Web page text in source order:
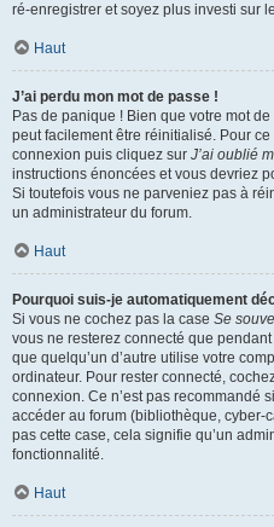
ré-enregistrer et soyez plus investi sur
Haut
J’ai perdu mon mot de passe !
Pas de panique ! Bien que votre mot
peut facilement être réinitialisé. Pour
connexion puis cliquez sur J’ai oublié
instructions énoncées et vous devriez
Si toutefois vous ne parveniez pas à
un administrateur du forum.
Haut
Pourquoi suis-je automatiquement
Si vous ne cochez pas la case Se
vous ne resterez connecté que
que quelqu’un d’autre utilise votre
ordinateur. Pour rester connecté,
connexion. Ce n’est pas recommandé
accéder au forum (bibliothèque, cyber-
pas cette case, cela signifie qu’un
fonctionnalité.
Haut